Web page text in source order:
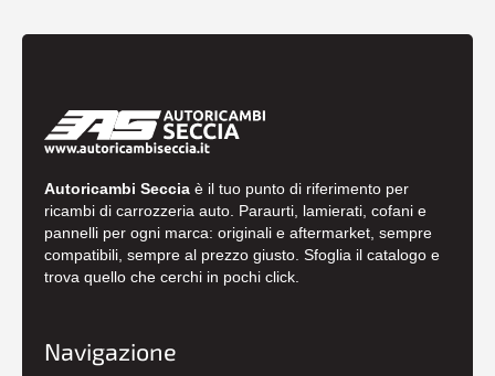
Autoricambi Seccia è il tuo punto di riferimento per
ricambi di carrozzeria auto. Paraurti, lamierati, cofani e
pannelli per ogni marca: originali e aftermarket, sempre
compatibili, sempre al prezzo giusto. Sfoglia il catalogo e
trova quello che cerchi in pochi click.
Navigazione